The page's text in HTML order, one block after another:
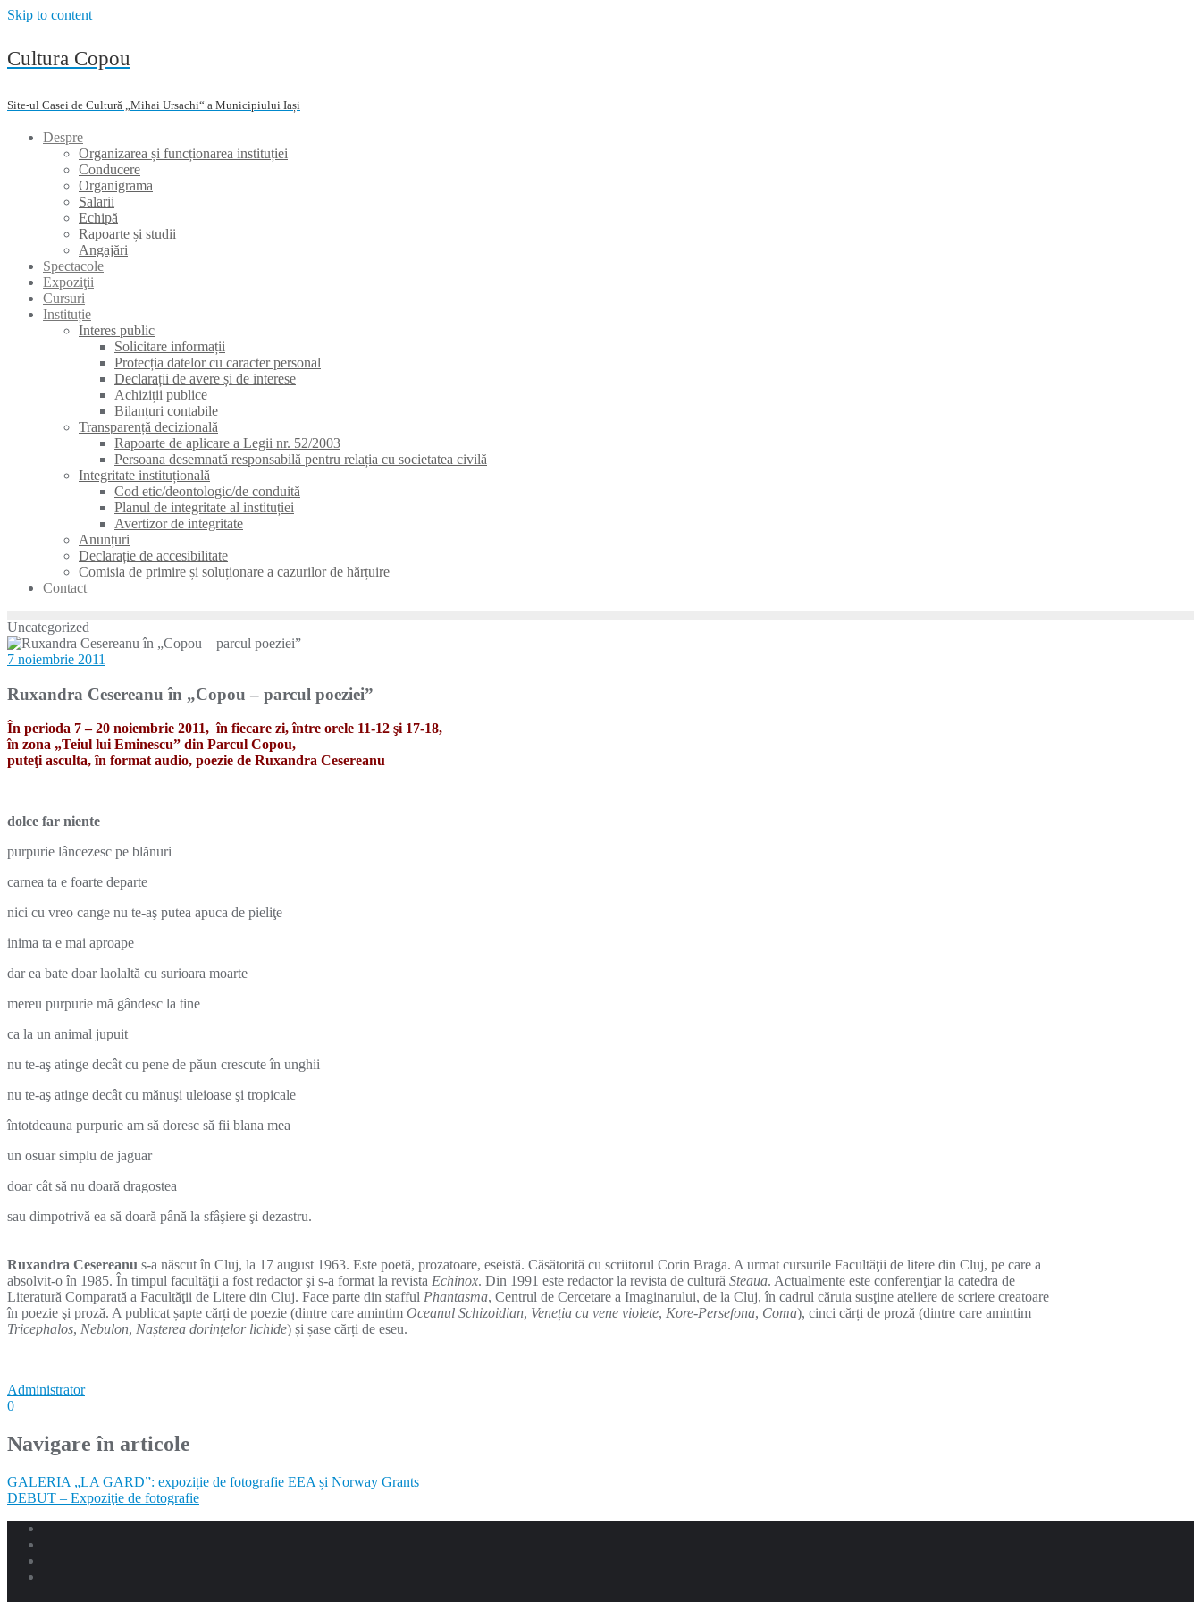
Skip to content
Cultura Copou
Site-ul Casei de Cultură „Mihai Ursachi“ a Municipiului Iași
Despre
Organizarea și funcționarea instituției
Conducere
Organigrama
Salarii
Echipă
Rapoarte și studii
Angajări
Spectacole
Expoziţii
Cursuri
Instituție
Interes public
Solicitare informații
Protecția datelor cu caracter personal
Declarații de avere și de interese
Achiziții publice
Bilanțuri contabile
Transparență decizională
Rapoarte de aplicare a Legii nr. 52/2003
Persoana desemnată responsabilă pentru relația cu societatea civilă
Integritate instituțională
Cod etic/deontologic/de conduită
Planul de integritate al instituției
Avertizor de integritate
Anunțuri
Declarație de accesibilitate
Comisia de primire și soluționare a cazurilor de hărțuire
Contact
Uncategorized
7 noiembrie 2011
Ruxandra Cesereanu în „Copou – parcul poeziei”
În perioda 7 – 20 noiembrie 2011, în fiecare zi, între orele 11-12 şi 17-18,
în zona „Teiul lui Eminescu” din Parcul Copou,
puteţi asculta, în format audio, poezie de Ruxandra Cesereanu
dolce far niente
purpurie lâncezesc pe blănuri
carnea ta e foarte departe
nici cu vreo cange nu te-aş putea apuca de pieliţe
inima ta e mai aproape
dar ea bate doar laolaltă cu surioara moarte
mereu purpurie mă gândesc la tine
ca la un animal jupuit
nu te-aş atinge decât cu pene de păun crescute în unghii
nu te-aş atinge decât cu mănuşi uleioase şi tropicale
întotdeauna purpurie am să doresc să fii blana mea
un osuar simplu de jaguar
doar cât să nu doară dragostea
sau dimpotrivă ea să doară până la sfâşiere şi dezastru.
Ruxandra Cesereanu s-a născut în Cluj, la 17 august 1963. Este poetă, prozatoare, eseistă. Căsătorită cu scriitorul Corin Braga. A urmat cursurile Facultăţii de litere din Cluj, pe care a
absolvit-o în 1985. În timpul facultăţii a fost redactor şi s-a format la revista Echinox. Din 1991 este redactor la revista de cultură Steaua. Actualmente este conferenţiar la catedra de
Literatură Comparată a Facultăţii de Litere din Cluj. Face parte din stafful Phantasma, Centrul de Cercetare a Imaginarului, de la Cluj, în cadrul căruia susţine ateliere de scriere creatoare
în poezie şi proză. A publicat șapte cărți de poezie (dintre care amintim Oceanul Schizoidian, Veneția cu vene violete, Kore-Persefona, Coma), cinci cărți de proză (dintre care amintim
Tricephalos, Nebulon, Nașterea dorințelor lichide) și șase cărți de eseu.
Administrator
0
Navigare în articole
GALERIA „LA GARD”: expoziție de fotografie EEA și Norway Grants
DEBUT – Expoziţie de fotografie